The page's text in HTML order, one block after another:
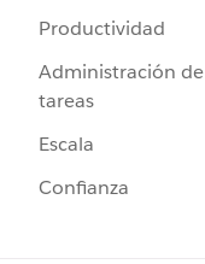
Productividad
Administración de
tareas
Escala
Confianza